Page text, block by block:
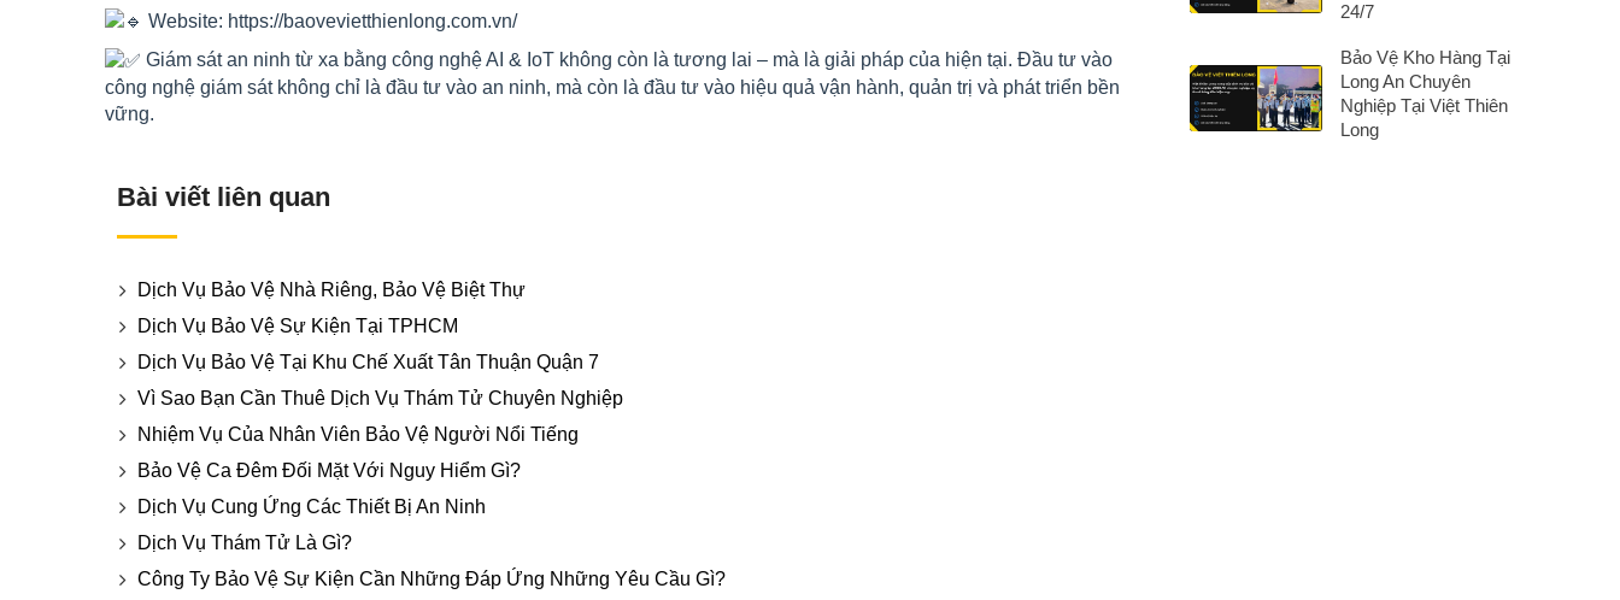
Website: https://baovevietthienlong.com.vn/
Giám sát an ninh từ xa bằng công nghệ AI & IoT không còn là tương lai – mà là giải pháp của hiện tại. Đầu tư vào
công nghệ giám sát không chỉ là đầu tư vào an ninh, mà còn là đầu tư vào hiệu quả vận hành, quản trị và phát triển bền
vững.
Bài viết liên quan
Dịch Vụ Bảo Vệ Nhà Riêng, Bảo Vệ Biệt Thự
Dịch Vụ Bảo Vệ Sự Kiện Tại TPHCM
Dịch Vụ Bảo Vệ Tại Khu Chế Xuất Tân Thuận Quận 7
Vì Sao Bạn Cần Thuê Dịch Vụ Thám Tử Chuyên Nghiệp
Nhiệm Vụ Của Nhân Viên Bảo Vệ Người Nổi Tiếng
Bảo Vệ Ca Đêm Đối Mặt Với Nguy Hiểm Gì?
Dịch Vụ Cung Ứng Các Thiết Bị An Ninh
Dịch Vụ Thám Tử Là Gì?
Công Ty Bảo Vệ Sự Kiện Cần Những Đáp Ứng Những Yêu Cầu Gì?
24/7
Bảo Vệ Kho Hàng Tại
Long An Chuyên
Nghiệp Tại Việt Thiên
Long